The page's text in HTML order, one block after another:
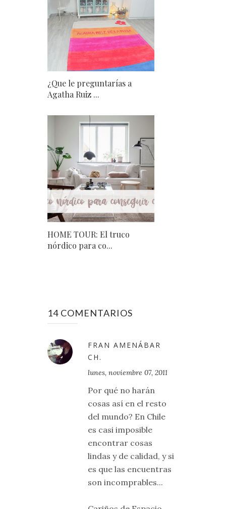
¿Que le preguntarías a
Agatha Ruiz ...
HOME TOUR: El truco
nórdico para co...
14 COMENTARIOS
FRAN AMENÁBAR
CH.
lunes, noviembre 07, 2011
Por qué no harán
cosas así en el resto
del mundo? En Chile
es casi imposible
encontrar cosas
lindas y de calidad, y si
es que las encuentras
son incomprables...